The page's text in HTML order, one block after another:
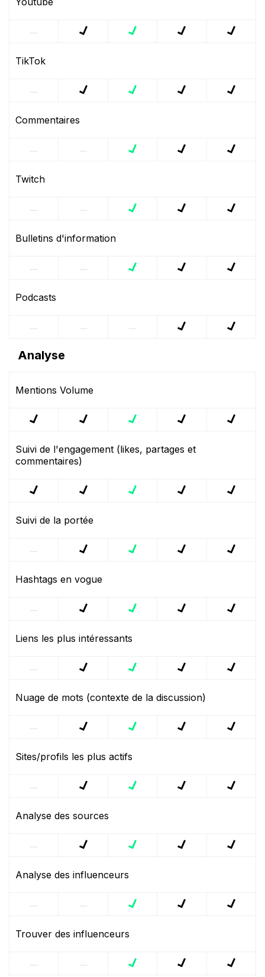
TikTok
Commentaires
Twitch
Bulletins d'information
Podcasts
Analyse
Mentions Volume
Suivi de l'engagement (likes, partages et
commentaires)
Suivi de la portée
Hashtags en vogue
Liens les plus intéressants
Nuage de mots (contexte de la discussion)
Sites/profils les plus actifs
Analyse des sources
Analyse des influenceurs
Trouver des influenceurs